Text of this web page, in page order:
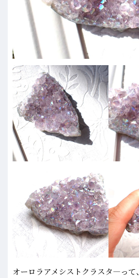
オーロラアメシストクラスタ―って、